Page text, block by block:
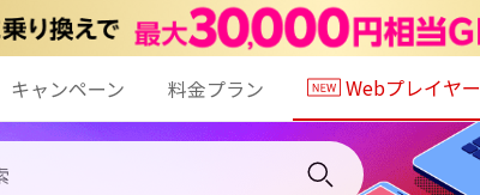
キャンペーン 料金プラン Webプレイヤー